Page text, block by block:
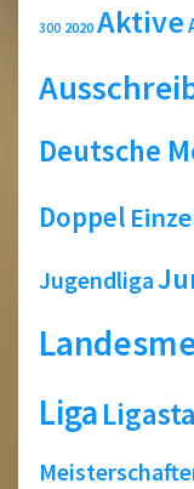
300 2020 Aktive
Deutsche
Doppel
Jugendliga
Liga